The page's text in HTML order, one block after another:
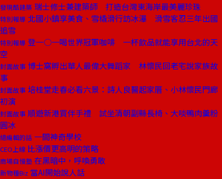
發現酷建築 瑞士修士兼建築師 打造台灣東海岸最美麗珍珠
特別報導 北國小鎮享美食、雪橇滑行訪冰瀑 滑雪客忍三年出國
追雪
特別報導 登一○一喝世界冠軍咖啡 一杯飲品就能享用台北的天
空
封面故事 博士窩孵出華人最偉大舞蹈家 林懷民回老宅說家族故
事
封面故事 培桂堂走春必看六景：詩人良醫起家厝、小林懷民門廊
初演
封面故事 順遊新港買伴手禮 試坐清朝副縣長椅、大啖鴨肉羹粉
圓冰
總編輯的話 一間神奇學校
CEO上線 比漲價更高明的策略
商場自慢塾 在黑暗中，呼喚勇敢
新物種Biz 當AI開始說人話